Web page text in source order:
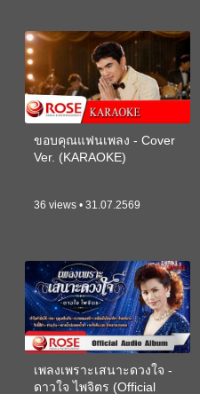
ขอบคุณแฟนเพลง - Cover
Ver. (KARAOKE)
36 views • 31.07.2569
เพลงเพราะเสนาะดวงใจ -
ดาวใจ ไพจิตร (Official